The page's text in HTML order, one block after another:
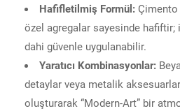
Hafifletilmiş Formül: Çimento
özel agregalar sayesinde hafiftir;
dahi güvenle uygulanabilir.
Yaratıcı Kombinasyonlar:
detaylar veya metalik
oluşturarak “Modern-Art” bir